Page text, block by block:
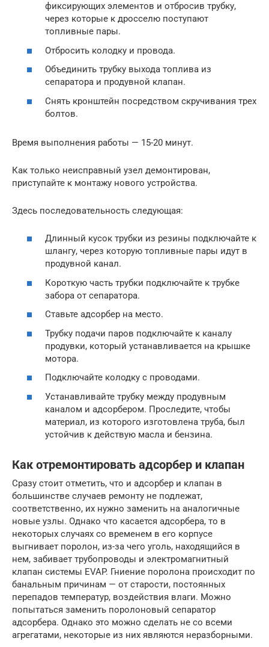
фиксирующих элементов и отбросив трубку,
через которые к дросселю поступают
топливные пары.
Отбросить колодку и провода.
Объединить трубку выхода топлива из
сепаратора и продувной клапан.
Снять кронштейн посредством скручивания трех
болтов.
Время выполнения работы — 15-20 минут.
Как только неисправный узел демонтирован,
приступайте к монтажу нового устройства.
Здесь последовательность следующая:
Длинный кусок трубки из резины подключайте к
шлангу, через которую топливные пары идут в
продувной канал.
Короткую часть трубки подключайте к трубке
забора от сепаратора.
Ставьте адсорбер на место.
Трубку подачи паров подключайте к каналу
продувки, который устанавливается на крышке
мотора.
Подключайте колодку с проводами.
Устанавливайте трубку между продувным
каналом и адсорбером. Проследите, чтобы
материал, из которого изготовлена труба, был
устойчив к действую масла и бензина.
Как отремонтировать адсорбер и клапан
Сразу стоит отметить, что и адсорбер и клапан в
большинстве случаев ремонту не подлежат,
соответственно, их нужно заменить на аналогичные
новые узлы. Однако что касается адсорбера, то в
некоторых случаях со временем в его корпусе
выгнивает поролон, из-за чего уголь, находящийся в
нем, забивает трубопроводы и электромагнитный
клапан системы EVAP. Гниение поролона происходит по
банальным причинам — от старости, постоянных
перепадов температур, воздействия влаги. Можно
попытаться заменить поролоновый сепаратор
адсорбера. Однако это можно сделать не со всеми
агрегатами, некоторые из них являются неразборными.